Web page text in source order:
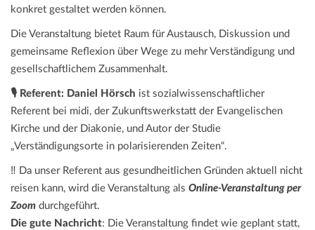
konkret gestaltet werden können.
Die Veranstaltung bietet Raum für Austausch, Diskussion und
gemeinsame Reflexion über Wege zu mehr Verständigung und
gesellschaftlichem Zusammenhalt.
🎙️ Referent: Daniel Hörsch ist sozialwissenschaftlicher
Referent bei midi, der Zukunftswerkstatt der Evangelischen
Kirche und der Diakonie, und Autor der Studie
„Verständigungsorte in polarisierenden Zeiten“.
‼️ Da unser Referent aus gesundheitlichen Gründen aktuell nicht
reisen kann, wird die Veranstaltung als Online-Veranstaltung per
Zoom durchgeführt.
Die gute Nachricht: Die Veranstaltung findet wie geplant statt,